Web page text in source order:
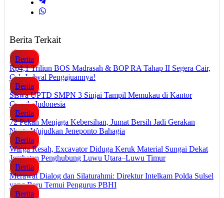
Berita Terkait
Berita
Rp4,1 Triliun BOS Madrasah & BOP RA Tahap II Segera Cair,
Cek Jadwal Pengajuannya!
Berita
Siswa UPTD SMPN 3 Sinjai Tampil Memukau di Kantor
Google Indonesia
Berita
72 Pekan Menjaga Kebersihan, Jumat Bersih Jadi Gerakan
Nyata Wujudkan Jeneponto Bahagia
Berita
Warga Resah, Excavator Diduga Keruk Material Sungai Dekat
Jembatan Penghubung Luwu Utara–Luwu Timur
Berita
Merawat Dialog dan Silaturahmi: Direktur Intelkam Polda Sulsel
yang Baru Temui Pengurus PBHI
Berita